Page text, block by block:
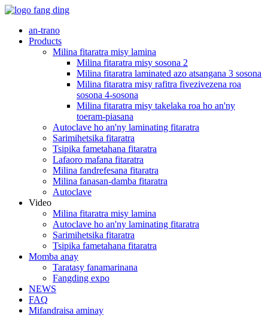
an-trano
Products
Milina fitaratra misy lamina
Milina fitaratra misy sosona 2
Milina fitaratra laminated azo atsangana 3 sosona
Milina fitaratra misy rafitra fivezivezena roa
sosona 4-sosona
Milina fitaratra misy takelaka roa ho an'ny
toeram-piasana
Autoclave ho an'ny laminating fitaratra
Sarimihetsika fitaratra
Tsipika fametahana fitaratra
Lafaoro mafana fitaratra
Milina fandrefesana fitaratra
Milina fanasan-damba fitaratra
Autoclave
Video
Milina fitaratra misy lamina
Autoclave ho an'ny laminating fitaratra
Sarimihetsika fitaratra
Tsipika fametahana fitaratra
Momba anay
Taratasy fanamarinana
Fangding expo
NEWS
FAQ
Mifandraisa aminay